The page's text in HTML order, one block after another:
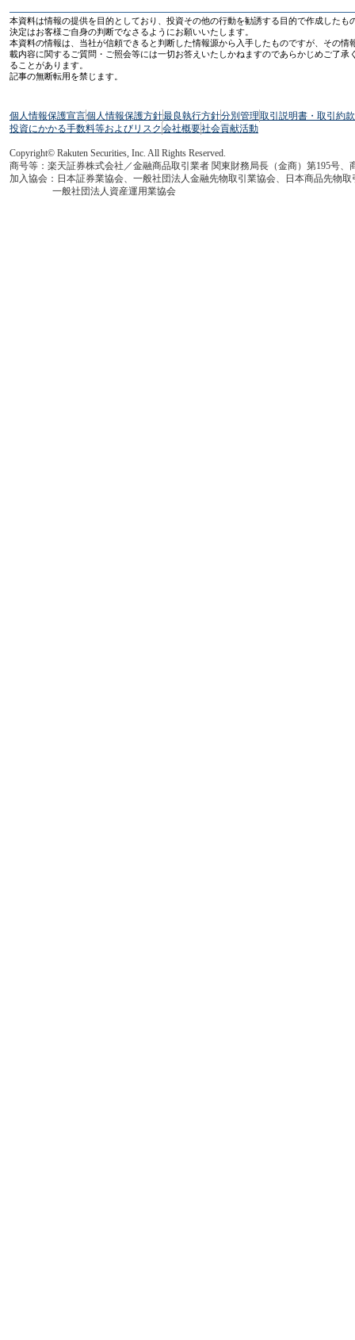
本資料は情報の提供を目的としており、投資その他の行動を勧誘する目的で作成した
決定はお客様ご自身の判断でなさるようにお願いいたします。
本資料の情報は、当社が信頼できると判断した情報源から入手したものですが、その
載内容に関するご質問・ご照会等には一切お答えいたしかねますのであらかじめご了
ることがあります。
記事の無断転用を禁じます。
個人情報保護宣言個人情報保護方針最良執行方針分別管理取引説明書・取引約
投資にかかる手数料等およびリスク 会社概要社会貢献活動
Copyright© Rakuten Securities, Inc. All Rights Reserved.
商号等：楽天証券株式会社／金融商品取引業者 関東財務局長（金商）第195号、
加入協会：日本証券業協会、一般社団法人金融先物取引業協会、日本商品先物
一般社団法人資産運用業協会